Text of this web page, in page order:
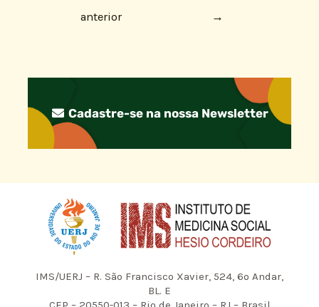
anterior
→
Cadastre-se na nossa Newsletter
IMS/UERJ – R. São Francisco Xavier, 524, 6º Andar,
BL. E